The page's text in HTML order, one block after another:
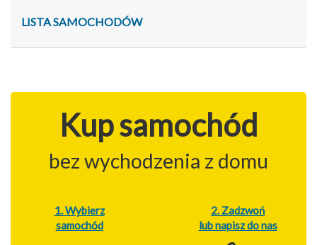
LISTA SAMOCHODÓW
Kup samochód
bez wychodzenia z domu
1. Wybierz
samochód
2. Zadzwoń
lub napisz do nas